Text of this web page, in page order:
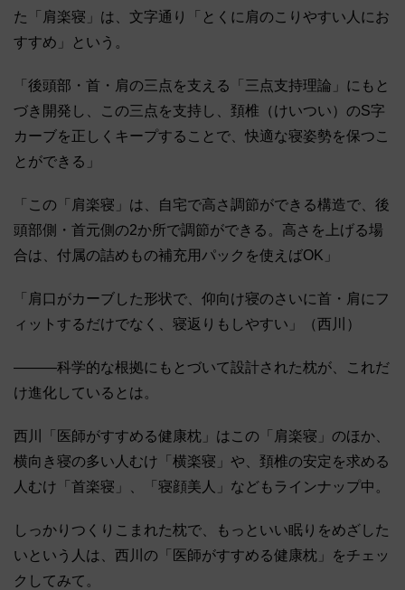
た「肩楽寝」は、文字通り「とくに肩のこりやすい人にお
すすめ」という。
「後頭部・首・肩の三点を支える「三点支持理論」にもと
づき開発し、この三点を支持し、頚椎（けいつい）のS字
カーブを正しくキープすることで、快適な寝姿勢を保つこ
とができる」
「この「肩楽寝」は、自宅で高さ調節ができる構造で、後
頭部側・首元側の2か所で調節ができる。高さを上げる場
合は、付属の詰めもの補充用パックを使えばOK」
「肩口がカーブした形状で、仰向け寝のさいに首・肩にフ
ィットするだけでなく、寝返りもしやすい」（西川）
―――科学的な根拠にもとづいて設計された枕が、これだ
け進化しているとは。
西川「医師がすすめる健康枕」はこの「肩楽寝」のほか、
横向き寝の多い人むけ「横楽寝」や、頚椎の安定を求める
人むけ「首楽寝」、「寝顔美人」などもラインナップ中。
しっかりつくりこまれた枕で、もっといい眠りをめざした
いという人は、西川の「医師がすすめる健康枕」をチェッ
クしてみて。